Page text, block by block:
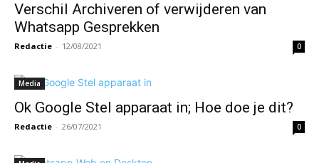
Verschil Archiveren of verwijderen van
Whatsapp Gesprekken
Redactie - 12/08/2021 0
Media
Ok Google Stel apparaat in; Hoe doe je dit?
Redactie - 26/07/2021 0